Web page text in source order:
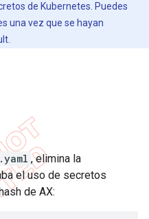
de Kubernetes. Puedes
una vez que se hayan
, elimina la
el uso de secretos
de AX: